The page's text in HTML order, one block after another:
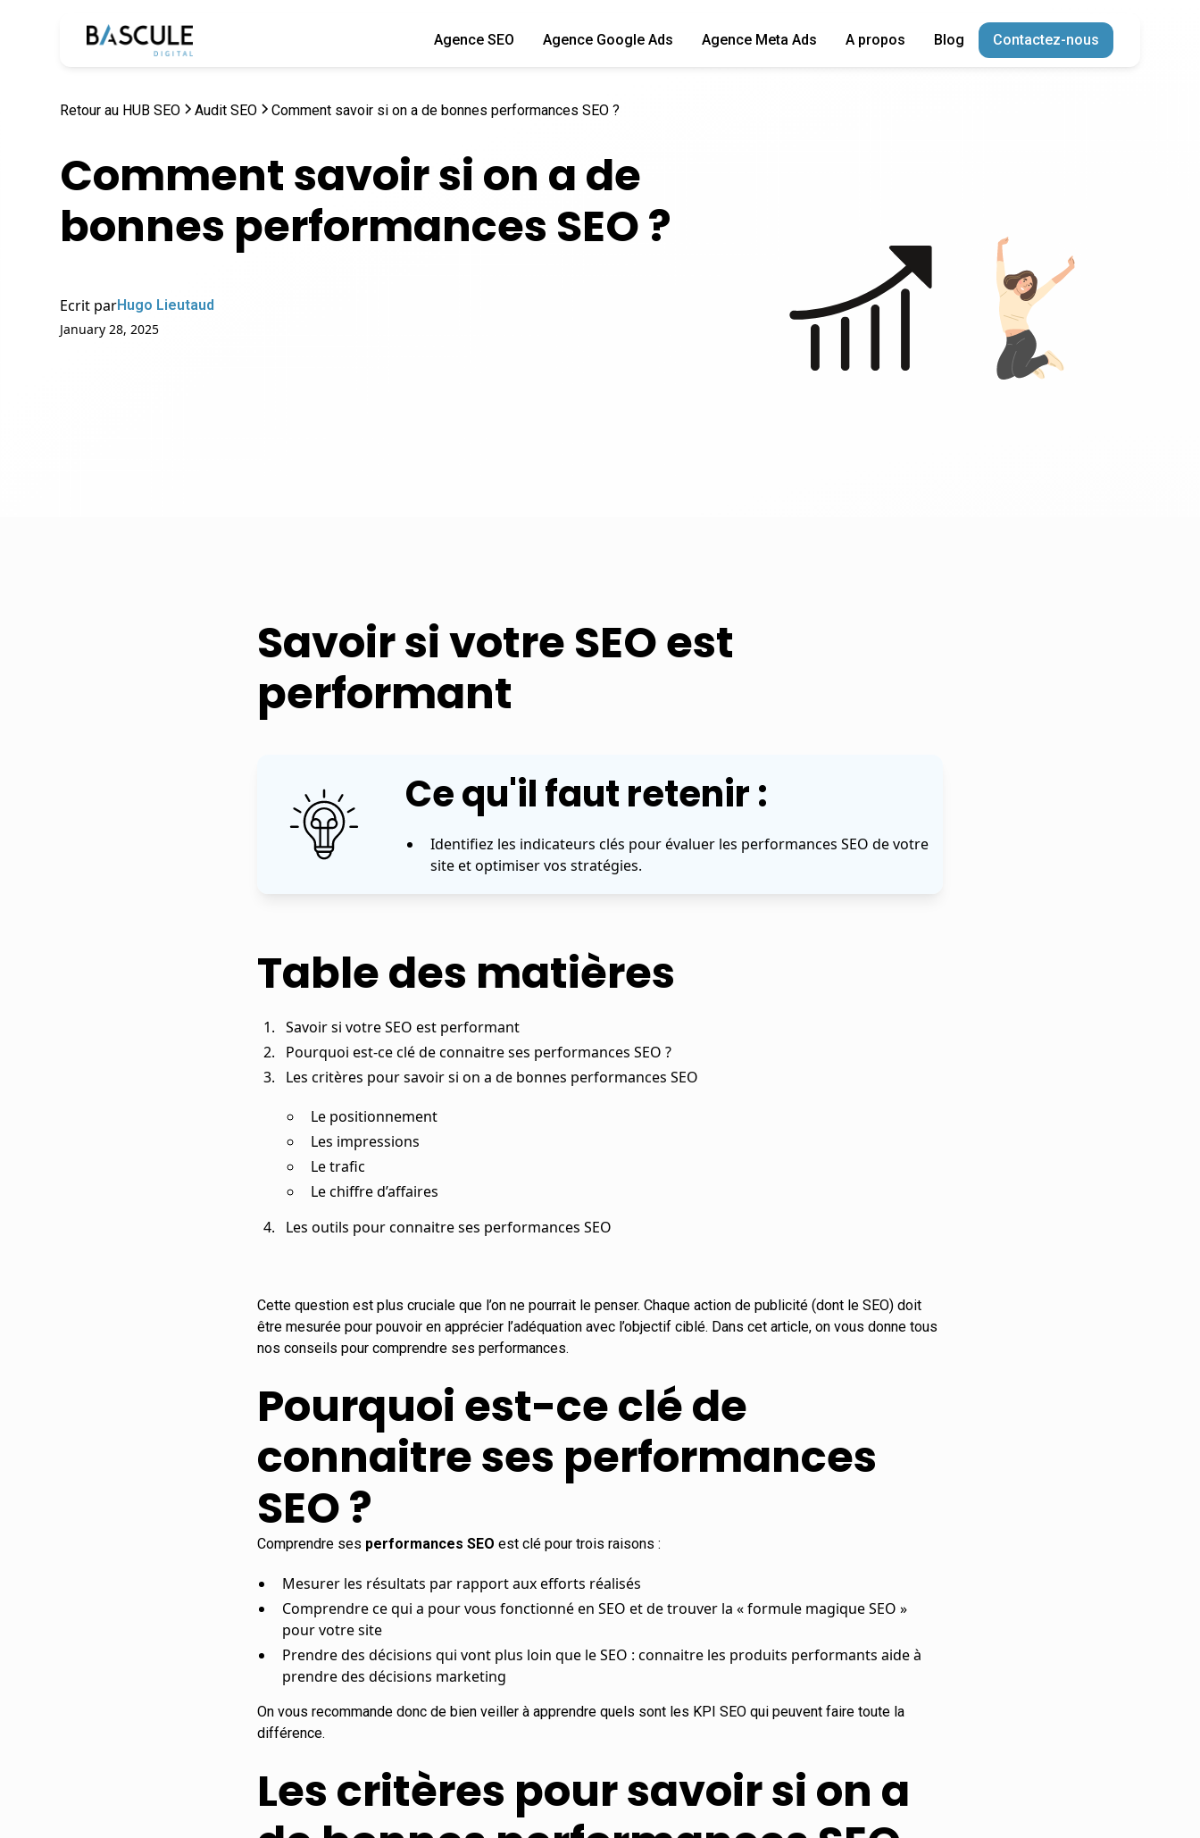
Agence SEO Agence Google Ads Agence Meta Ads A propos Blog Contactez-nous
Retour au HUB SEO Audit SEO Comment savoir si on a de bonnes performances SEO ?
Comment savoir si on a de
bonnes performances SEO ?
Ecrit parHugo Lieutaud
January 28, 2025
Savoir si votre SEO est
performant
Ce qu'il faut retenir :
Identifiez les indicateurs clés pour évaluer les performances SEO de votre
site et optimiser vos stratégies.
Table des matières
Savoir si votre SEO est performant
Pourquoi est-ce clé de connaitre ses performances SEO ?
Les critères pour savoir si on a de bonnes performances SEO
Le positionnement
Les impressions
Le trafic
Le chiffre d’affaires
Les outils pour connaitre ses performances SEO
Cette question est plus cruciale que l’on ne pourrait le penser. Chaque action de publicité (dont le SEO) doit
être mesurée pour pouvoir en apprécier l’adéquation avec l’objectif ciblé. Dans cet article, on vous donne tous
nos conseils pour comprendre ses performances.
Pourquoi est-ce clé de
connaitre ses performances
SEO ?
Comprendre ses performances SEO est clé pour trois raisons :
Mesurer les résultats par rapport aux efforts réalisés
Comprendre ce qui a pour vous fonctionné en SEO et de trouver la « formule magique SEO »
pour votre site
Prendre des décisions qui vont plus loin que le SEO : connaitre les produits performants aide à
prendre des décisions marketing
On vous recommande donc de bien veiller à apprendre quels sont les KPI SEO qui peuvent faire toute la
différence.
Les critères pour savoir si on a